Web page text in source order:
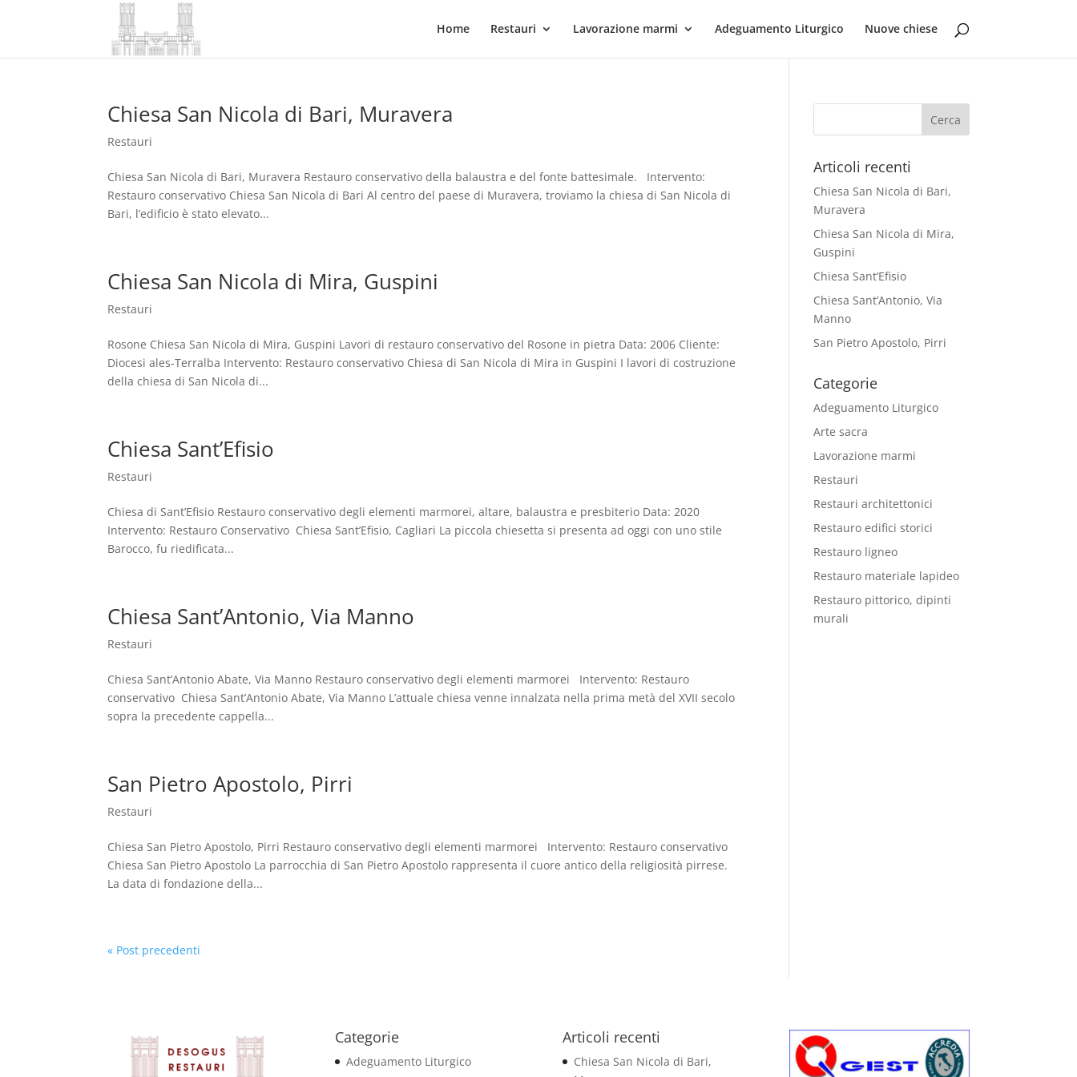
Home Restauri Lavorazione marmi Adeguamento Liturgico Nuove chiese
Chiesa San Nicola di Bari, Muravera
Restauri
Chiesa San Nicola di Bari, Muravera Restauro conservativo della balaustra e del fonte battesimale. Intervento:
Restauro conservativo Chiesa San Nicola di Bari Al centro del paese di Muravera, troviamo la chiesa di San Nicola di
Bari, l’edificio è stato elevato...
Chiesa San Nicola di Mira, Guspini
Restauri
Rosone Chiesa San Nicola di Mira, Guspini Lavori di restauro conservativo del Rosone in pietra Data: 2006 Cliente:
Diocesi ales-Terralba Intervento: Restauro conservativo Chiesa di San Nicola di Mira in Guspini I lavori di costruzione
della chiesa di San Nicola di...
Chiesa Sant’Efisio
Restauri
Chiesa di Sant’Efisio Restauro conservativo degli elementi marmorei, altare, balaustra e presbiterio Data: 2020
Intervento: Restauro Conservativo Chiesa Sant’Efisio, Cagliari La piccola chiesetta si presenta ad oggi con uno stile
Barocco, fu riedificata...
Chiesa Sant’Antonio, Via Manno
Restauri
Chiesa Sant’Antonio Abate, Via Manno Restauro conservativo degli elementi marmorei Intervento: Restauro
conservativo Chiesa Sant’Antonio Abate, Via Manno L’attuale chiesa venne innalzata nella prima metà del XVII secolo
sopra la precedente cappella...
San Pietro Apostolo, Pirri
Restauri
Chiesa San Pietro Apostolo, Pirri Restauro conservativo degli elementi marmorei Intervento: Restauro conservativo
Chiesa San Pietro Apostolo La parrocchia di San Pietro Apostolo rappresenta il cuore antico della religiosità pirrese.
La data di fondazione della...
« Post precedenti
Articoli recenti
Chiesa San Nicola di Bari,
Muravera
Chiesa San Nicola di Mira,
Guspini
Chiesa Sant’Efisio
Chiesa Sant’Antonio, Via
Manno
San Pietro Apostolo, Pirri
Categorie
Adeguamento Liturgico
Arte sacra
Lavorazione marmi
Restauri
Restauri architettonici
Restauro edifici storici
Restauro ligneo
Restauro materiale lapideo
Restauro pittorico, dipinti
murali
Categorie
Adeguamento Liturgico
Articoli recenti
Chiesa San Nicola di Bari,